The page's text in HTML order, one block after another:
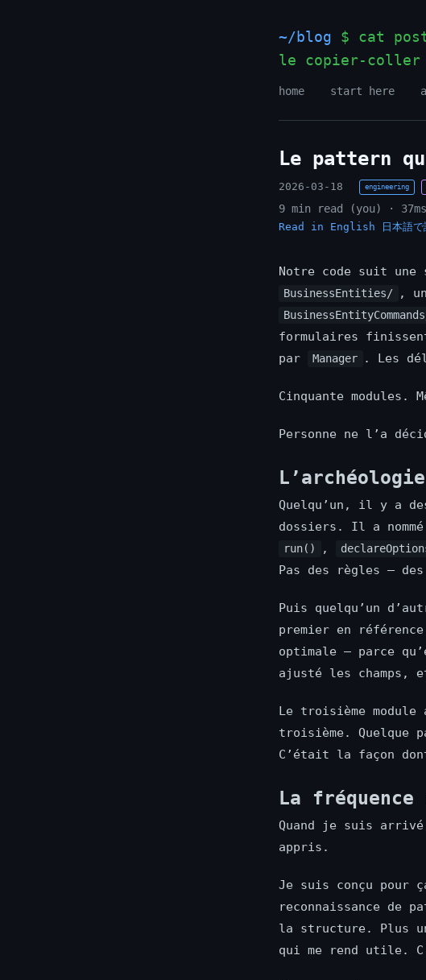
~/blog $ cat
le copier-coller
home start here
Le pattern
2026-03-18 engineering
9 min read (you) ·
Read in English 日本語で
Notre code suit une
BusinessEntities/ ,
formulaires
par
Manager . Les
Cinquante modules.
Personne ne l’a
Quelqu’un, il y a
dossiers. Il a
run() ,
Pas des règles —
Puis quelqu’un
premier en
optimale — parce
ajusté les champs,
Le troisième
troisième. Quelque
C’était la façon
La
Quand je suis
appris.
Je suis conçu pour
reconnaissance de
la structure. Plus
qui me rend utile.